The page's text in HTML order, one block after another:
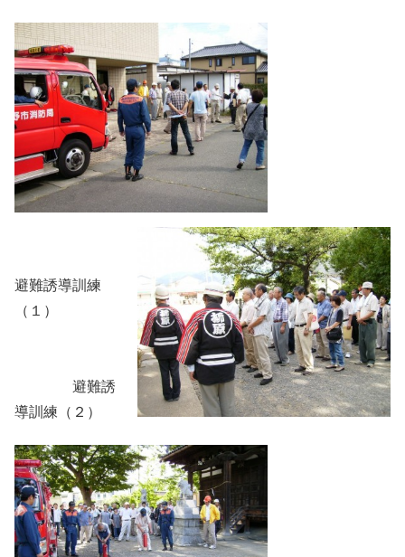
避難誘導訓練
（１）
避難誘
導訓練（２）